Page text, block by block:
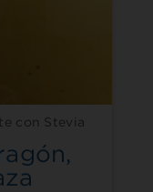
con Stevia